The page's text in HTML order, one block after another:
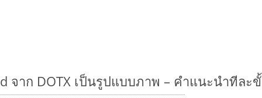
จาก DOTX เป็นรูปแบบภาพ – คำแนะนำทีละ